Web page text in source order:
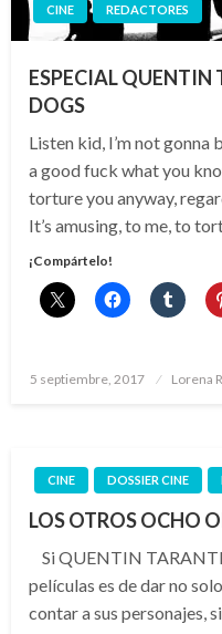
CINE REDACTORES
ESPECIAL QUENTIN
DOGS
Listen kid, I’m not gonna
a good fuck what you
torture you anyway,
It’s amusing, to me, to
¡Compártelo!
Publicado
5 septiembre, 2017 Lorena
CINE DOSSIER CINE
LOS OTROS OCHO
Si QUENTIN
películas es de dar no
contar a sus personajes,